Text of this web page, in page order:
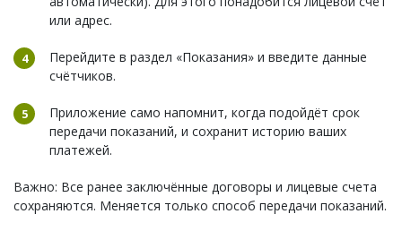
или адрес.
Перейдите в раздел «Показания» и введите данные
счётчиков.
Приложение само напомнит, когда подойдёт срок
передачи показаний, и сохранит историю ваших
платежей.
Важно: Все ранее заключённые договоры и лицевые счета
сохраняются. Меняется только способ передачи показаний.